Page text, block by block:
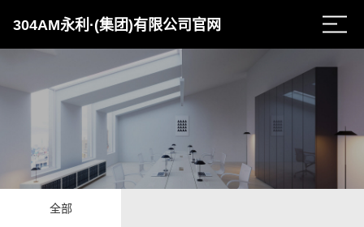
304AM永利·(集团)有限公司官网
全部